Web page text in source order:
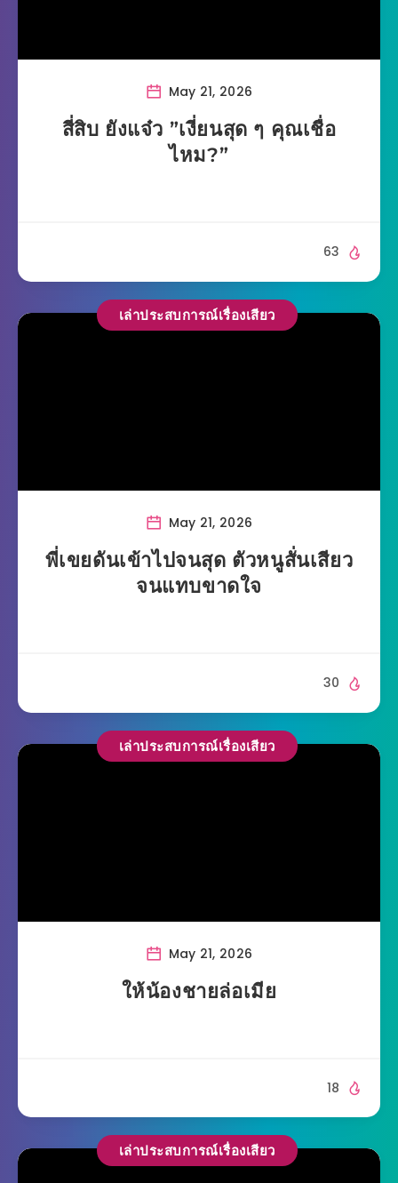
May 21, 2026
สี่สิบ ยังแจ๋ว ”เงี่ยนสุด ๆ คุณเชื่อ
ไหม?”
63
เล่าประสบการณ์เรื่องเสียว
May 21, 2026
พี่เขยดันเข้าไปจนสุด ตัวหนูสั่นเสียว
จนแทบขาดใจ
30
เล่าประสบการณ์เรื่องเสียว
May 21, 2026
ให้น้องชายล่อเมีย
18
เล่าประสบการณ์เรื่องเสียว